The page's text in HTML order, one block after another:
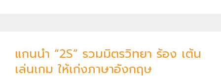
ท้
า
แกนนำ “2S” รวมมิตรวิทยา ร้อง เต้น
เล่นเกม ให้เก่งภาษาอังกฤษ